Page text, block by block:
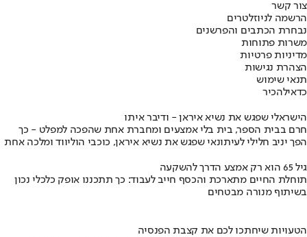
צור קשר
הרשמה לניוזלטרים
נבחרת הכתבים והפרשנים
משרות פתוחות
מדיניות פרטיות
הצהרת נגישות
תנאי שימוש
כדאילהכיר
הישראלי שפגש את נשיא איראן - ודיבר איתו
חרם בבית הספר, בית בלי אמצעים ומחברת אחת שהפכה למפלט - כך
הפך יניב חלילי לעיתונאי שפגש את נשיא איראן, כוכבי הוליווד ומלכה אחת
גיל 65 הוא רק אמצע הדרך להשקעה
תוחלת החיים מתארכת והכסף חייב לעבוד: כך תתכננו אופק כלכלי נכון
בשיתוף מנורה מבטחים
הטעויות שיחתכו לכם את קצבת הפנסיה